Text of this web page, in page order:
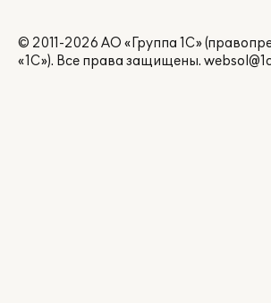
© 2011-2026 АО «Группа 1С»
«1С»). Все права защищены.